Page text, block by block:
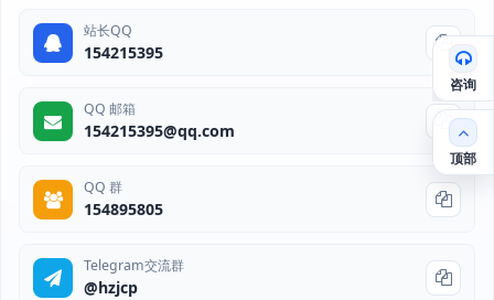
站长QQ
154215395
QQ 邮箱
154215395@qq.com
QQ 群
154895805
Telegram交流群
@hzjcp
咨询
顶部